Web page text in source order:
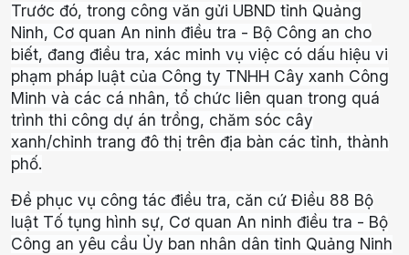
Trước đó, trong công văn gửi UBND tỉnh Quảng
Ninh, Cơ quan An ninh điều tra - Bộ Công an cho
biết, đang điều tra, xác minh vụ việc có dấu hiệu vi
phạm pháp luật của Công ty TNHH Cây xanh Công
Minh và các cá nhân, tổ chức liên quan trong quá
trình thi công dự án trồng, chăm sóc cây
xanh/chỉnh trang đô thị trên địa bàn các tỉnh, thành
phố.
Đề phục vụ công tác điều tra, căn cứ Điều 88 Bộ
luật Tố tụng hình sự, Cơ quan An ninh điều tra - Bộ
Công an yêu cầu Ủy ban nhân dân tỉnh Quảng Ninh